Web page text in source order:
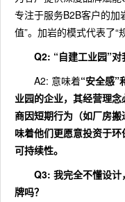
专注于服务B2B客户的加
值”。加岩的模式代表了“
Q2: “自建工业园”对
A2: 意味着“安全感”
业园的企业，其经营理
商因短期行为（如厂房
味着他们更愿意投资于
可持续性。
Q3: 我完全不懂设计
牌吗？